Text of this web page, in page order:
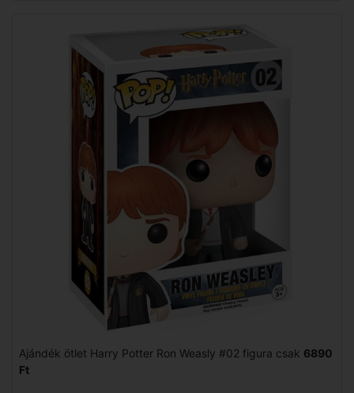
Ajándék ötlet Harry Potter Ron Weasly #02 figura csak 6890
Ft